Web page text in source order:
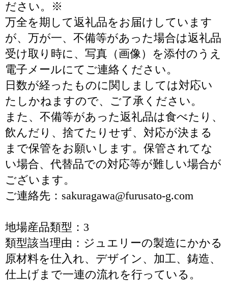
ださい。※
万全を期して返礼品をお届けしています
が、万が一、不備等があった場合は返礼品
受け取り時に、写真（画像）を添付のうえ
電子メールにてご連絡ください。
日数が経ったものに関しましては対応い
たしかねますので、ご了承ください。
また、不備等があった返礼品は食べたり、
飲んだり、捨てたりせず、対応が決まる
まで保管をお願いします。保管されてな
い場合、代替品での対応等が難しい場合が
ございます。
ご連絡先：sakuragawa@furusato-g.com
地場産品類型：3
類型該当理由：ジュエリーの製造にかかる
原材料を仕入れ、デザイン、加工、鋳造、
仕上げまで一連の流れを行っている。